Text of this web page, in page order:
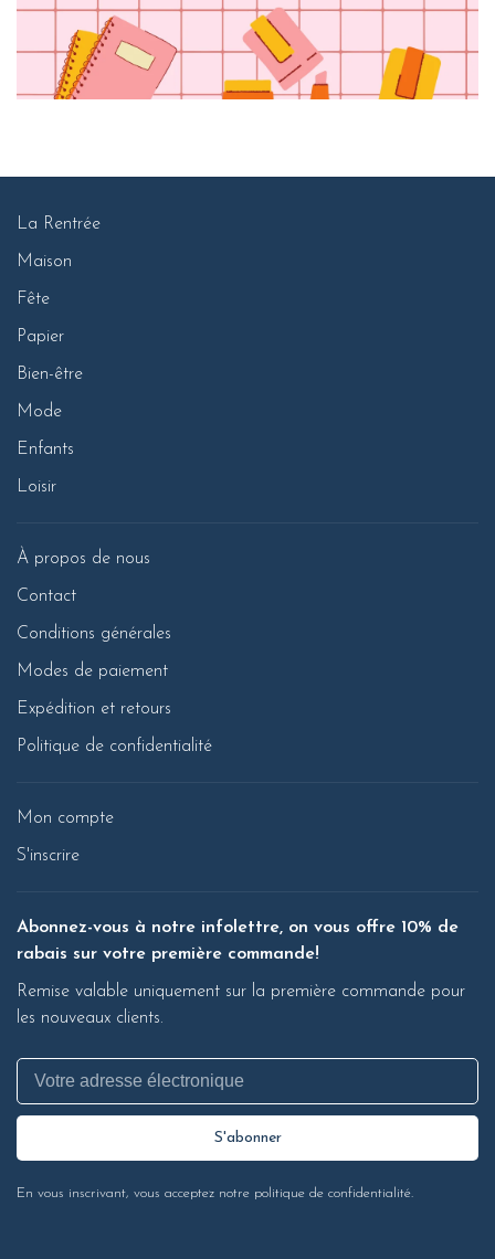
La Rentrée
Maison
Fête
Papier
Bien-être
Mode
Enfants
Loisir
À propos de nous
Contact
Conditions générales
Modes de paiement
Expédition et retours
Politique de confidentialité
Mon compte
S'inscrire
Abonnez-vous à notre infolettre, on vous offre 10% de
rabais sur votre première commande!
Remise valable uniquement sur la première commande pour
les nouveaux clients.
S'abonner
En vous inscrivant, vous acceptez notre politique de confidentialité.